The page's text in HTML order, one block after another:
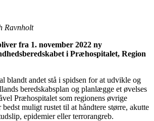
Ravnholt
fra 1. november 2022 ny
i Præhospitalet, Region
blandt andet stå i spidsen for at udvikle og
beredskabsplan og planlægge et øvelses
Præhospitalet som regionens øvrige
bedst muligt rustet til at håndtere større, akutte
epidemier eller terrorangreb.